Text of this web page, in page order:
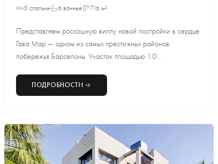
5 спальни 6 ванные 716 м²
Представляем роскошную виллу новой постройки в сердце
Гава Мар — одном из самых престижных районов
побережья Барселоны. Участок площадью 1.0...
ПОДРОБНОСТИ